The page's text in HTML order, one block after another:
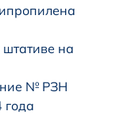
на
№ РЗН
года